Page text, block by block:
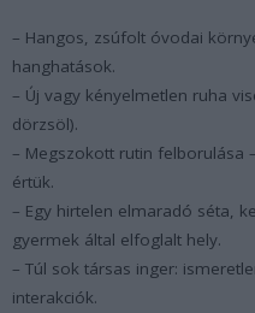
– Hangos, zsúfolt óvodai
hanghatások.
– Új vagy kényelmetlen ruha
dörzsöl).
– Megszokott rutin felborulása
értük.
– Egy hirtelen elmaradó séta,
gyermek által elfoglalt hely.
– Túl sok társas inger:
interakciók.